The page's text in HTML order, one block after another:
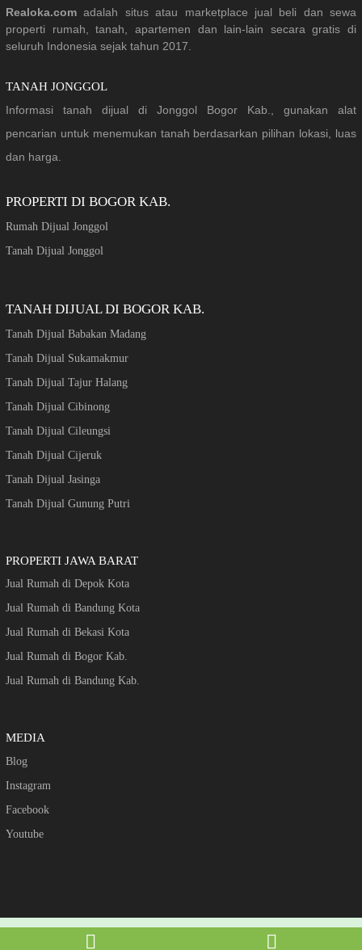
Realoka.com adalah situs atau marketplace jual beli dan sewa
properti rumah, tanah, apartemen dan lain-lain secara gratis di
seluruh Indonesia sejak tahun 2017.
TANAH JONGGOL
Informasi tanah dijual di Jonggol Bogor Kab., gunakan alat
pencarian untuk menemukan tanah berdasarkan pilihan lokasi, luas
dan harga.
PROPERTI DI BOGOR KAB.
Rumah Dijual Jonggol
Tanah Dijual Jonggol
TANAH DIJUAL DI BOGOR KAB.
Tanah Dijual Babakan Madang
Tanah Dijual Sukamakmur
Tanah Dijual Tajur Halang
Tanah Dijual Cibinong
Tanah Dijual Cileungsi
Tanah Dijual Cijeruk
Tanah Dijual Jasinga
Tanah Dijual Gunung Putri
PROPERTI JAWA BARAT
Jual Rumah di Depok Kota
Jual Rumah di Bandung Kota
Jual Rumah di Bekasi Kota
Jual Rumah di Bogor Kab.
Jual Rumah di Bandung Kab.
MEDIA
Blog
Instagram
Facebook
Youtube